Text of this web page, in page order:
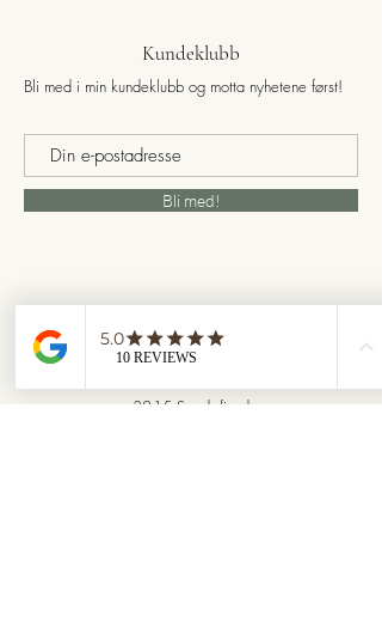
Kundeklubb
Bli med i min kundeklubb og motta nyhetene først!
Bli med!
Kontakt
3215 Sandefjord